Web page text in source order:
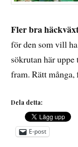
Fler bra
för den som vill
sökrutan här
fram. Rätt
Dela detta:
E-post